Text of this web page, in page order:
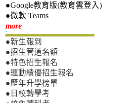
●Google教育版(教育雲登入)
●微軟 Teams
more新生專區
●新生報到
●招生管道名額
●特色招生報名
●運動績優招生報名
●歷年升學榜單
●日校轉學考